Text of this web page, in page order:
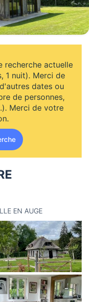
recherche actuelle
1 nuit). Merci de
dates ou
de personnes,
Merci de votre
EN AUGE